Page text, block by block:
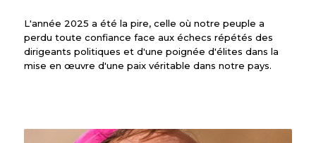
L'année 2025 a été la pire, celle où notre peuple a
perdu toute confiance face aux échecs répétés des
dirigeants politiques et d'une poignée d'élites dans la
mise en œuvre d'une paix véritable dans notre pays.